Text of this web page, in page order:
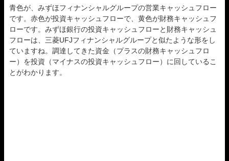
青色が、みずほフィナンシャルグループの営業キャッシュフロー
です。赤色が投資キャッシュフローで、黄色が財務キャッシュフ
ローです。みずほ銀行の投資キャッシュフローと財務キャッシュ
フローは、三菱UFJフィナンシャルグループと似たような形をし
ていますね。調達してきた資金（プラスの財務キャッシュフロ
ー）を投資（マイナスの投資キャッシュフロー）に回しているこ
とがわかります。